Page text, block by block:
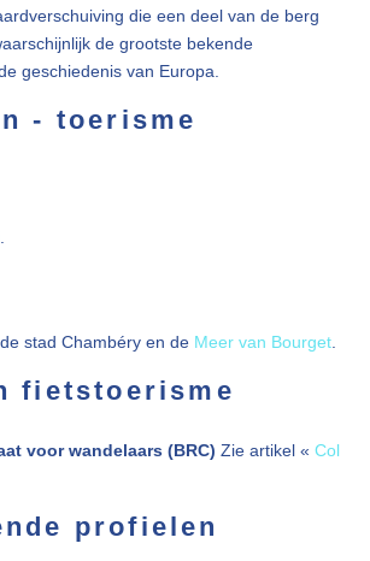
die een deel van de berg
de grootste bekende
geschiedenis van Europa.
- toerisme
.
stad Chambéry en de Meer van Bourget.
fietstoerisme
voor wandelaars (BRC) Zie artikel « Col
profielen